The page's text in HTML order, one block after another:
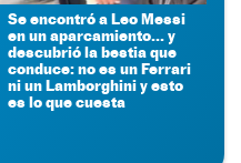
Se encontró a Leo Messi
en un aparcamiento... y
descubrió la bestia que
conduce: no es un Ferrari
ni un Lamborghini y esto
es lo que cuesta